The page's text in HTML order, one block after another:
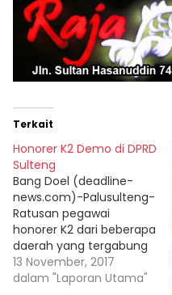
Terkait
Honorer K2 Demo di DPRD
Sulteng
Bang Doel (deadline-
news.com)-Palusulteng-
Ratusan pegawai
honorer K2 dari beberapa
daerah yang tergabung
dalam Forum Honorer K21
(FHK21) Sulteng
13 November, 2017
dalam "Laporan Utama"